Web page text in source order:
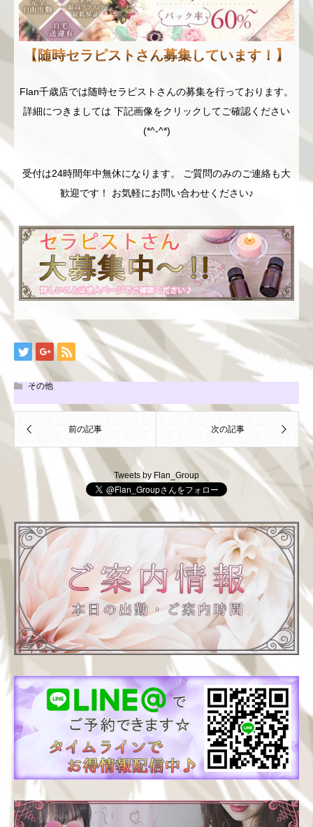
【随時セラピストさん募集しています！】
Flan千歳店では随時セラピストさんの募集を行っております。
詳細につきましては 下記画像をクリックしてご確認ください
(*^-^*)
受付は24時間年中無休になります。 ご質問のみのご連絡も大
歓迎です！ お気軽にお問い合わせください♪
その他
Tweets by Flan_Group